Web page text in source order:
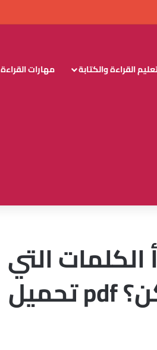
القراءة والكتابة مهارات القراءة
التي
تحتوي على المقطع الساكن؟ pdf تحميل